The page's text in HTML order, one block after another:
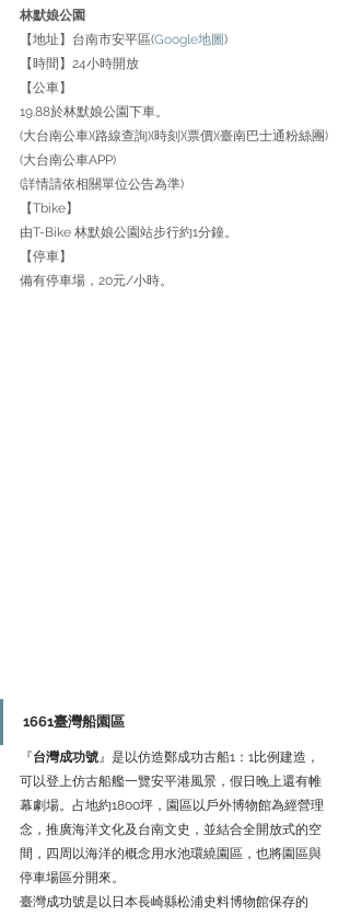
林默娘公園
【地址】台南市安平區(Google地圖)
【時間】24小時開放
【公車】
19.88於林默娘公園下車。
(大台南公車)(路線查詢)(時刻 )(票價)(臺南巴士通粉絲團)
(大台南公車APP)
(詳情請依相關單位公告為準)
【Tbike】
由T-Bike 林默娘公園站步行約1分鐘。
【停車】
備有停車場，20元/小時。
1661臺灣船園區
『台灣成功號 』是以仿造鄭成功古船1：1比例建造，
可以登上仿古船艦一覽安平港風景，假日晚上還有帷
幕劇場。占地約1800坪，園區以戶外博物館為經營理
念，推廣海洋文化及台南文史，並結合全開放式的空
間，四周以海洋的概念用水池環繞園區，也將園區與
停車場區分開來。
臺灣成功號是以日本長崎縣松浦史料博物館保存的